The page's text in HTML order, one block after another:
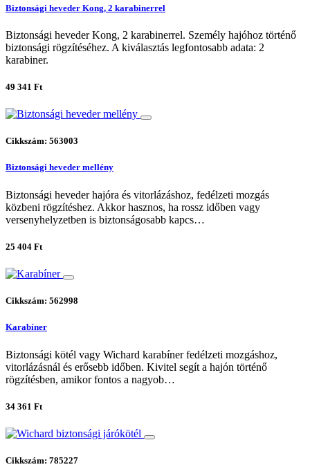
Biztonsági heveder Kong, 2 karabinerrel
Biztonsági heveder Kong, 2 karabinerrel. Személy hajóhoz történő
biztonsági rögzítéséhez. A kiválasztás legfontosabb adata: 2
karabiner.
49 341 Ft
Cikkszám: 563003
Biztonsági heveder mellény
Biztonsági heveder hajóra és vitorlázáshoz, fedélzeti mozgás
közbeni rögzítéshez. Akkor hasznos, ha rossz időben vagy
versenyhelyzetben is biztonságosabb kapcs…
25 404 Ft
Cikkszám: 562998
Karabíner
Biztonsági kötél vagy Wichard karabíner fedélzeti mozgáshoz,
vitorlázásnál és erősebb időben. Kivitel segít a hajón történő
rögzítésben, amikor fontos a nagyob…
34 361 Ft
Cikkszám: 785227